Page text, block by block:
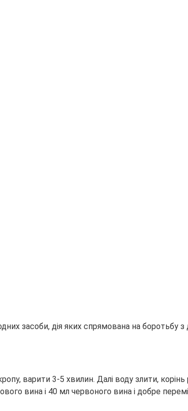
засоби, дія яких спрямована на
варити 3-5 хвилин. Далі воду злити,
вина і 40 мл червоного вина і добре